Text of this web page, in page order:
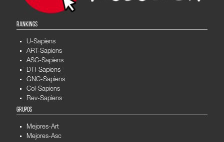
RANKINGS
U-Sapiens
ART-Sapiens
ASC-Sapiens
DTI-Sapiens
GNC-Sapiens
Col-Sapiens
Rev-Sapiens
GRUPOS
Mejores-Art
Mejores-Asc